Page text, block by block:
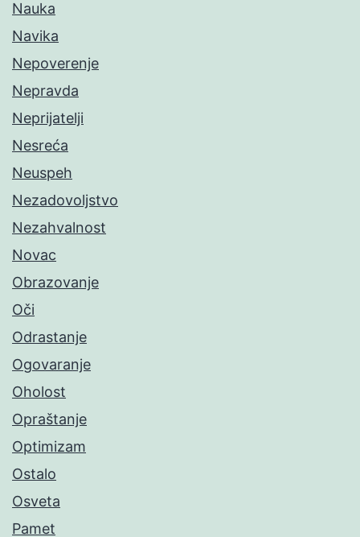
Nauka
Navika
Nepoverenje
Nepravda
Neprijatelji
Nesreća
Neuspeh
Nezadovoljstvo
Nezahvalnost
Novac
Obrazovanje
Oči
Odrastanje
Ogovaranje
Oholost
Opraštanje
Optimizam
Ostalo
Osveta
Pamet